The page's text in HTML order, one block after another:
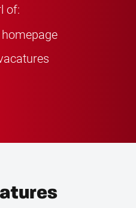
of:
homepage